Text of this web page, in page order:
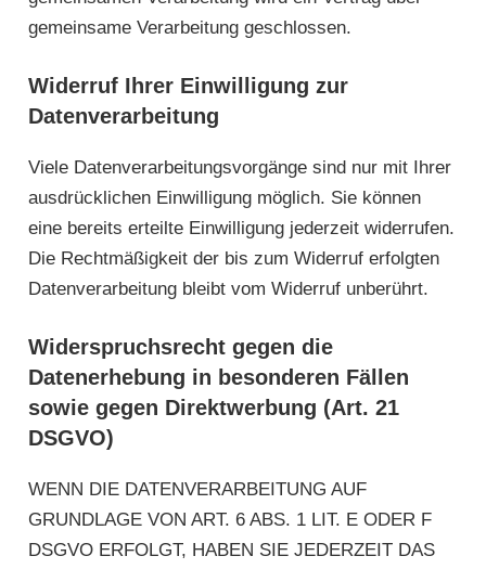
gemeinsame Verarbeitung geschlossen.
Widerruf Ihrer Einwilligung zur
Datenverarbeitung
Viele Datenverarbeitungsvorgänge sind nur mit Ihrer
ausdrücklichen Einwilligung möglich. Sie können
eine bereits erteilte Einwilligung jederzeit widerrufen.
Die Rechtmäßigkeit der bis zum Widerruf erfolgten
Datenverarbeitung bleibt vom Widerruf unberührt.
Widerspruchsrecht gegen die
Datenerhebung in besonderen Fällen
sowie gegen Direktwerbung (Art. 21
DSGVO)
WENN DIE DATENVERARBEITUNG AUF
GRUNDLAGE VON ART. 6 ABS. 1 LIT. E ODER F
DSGVO ERFOLGT, HABEN SIE JEDERZEIT DAS